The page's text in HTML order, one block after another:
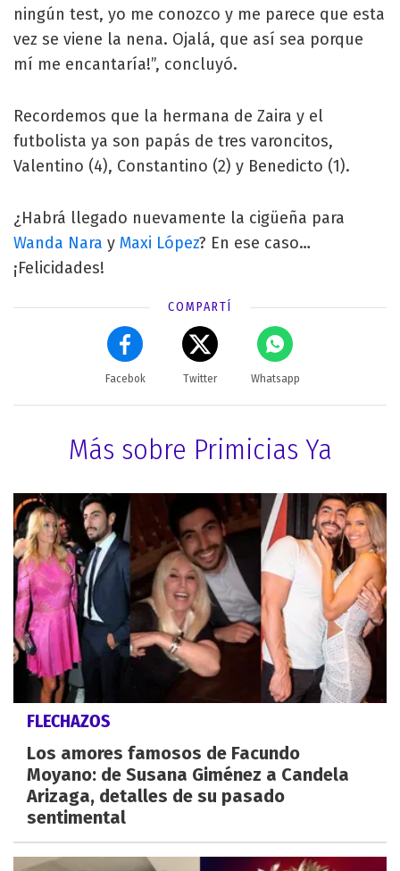
ningún test, yo me conozco y me parece que esta
vez se viene la nena. Ojalá, que así sea porque
mí me encantaría!”, concluyó.
Recordemos que la hermana de Zaira y el
futbolista ya son papás de tres varoncitos,
Valentino (4), Constantino (2) y Benedicto (1).
¿Habrá llegado nuevamente la cigüeña para
Wanda Nara y Maxi López? En ese caso…
¡Felicidades!
COMPARTÍ
Facebok Twitter Whatsapp
Más sobre Primicias Ya
FLECHAZOS
Los amores famosos de Facundo
Moyano: de Susana Giménez a Candela
Arizaga, detalles de su pasado
sentimental